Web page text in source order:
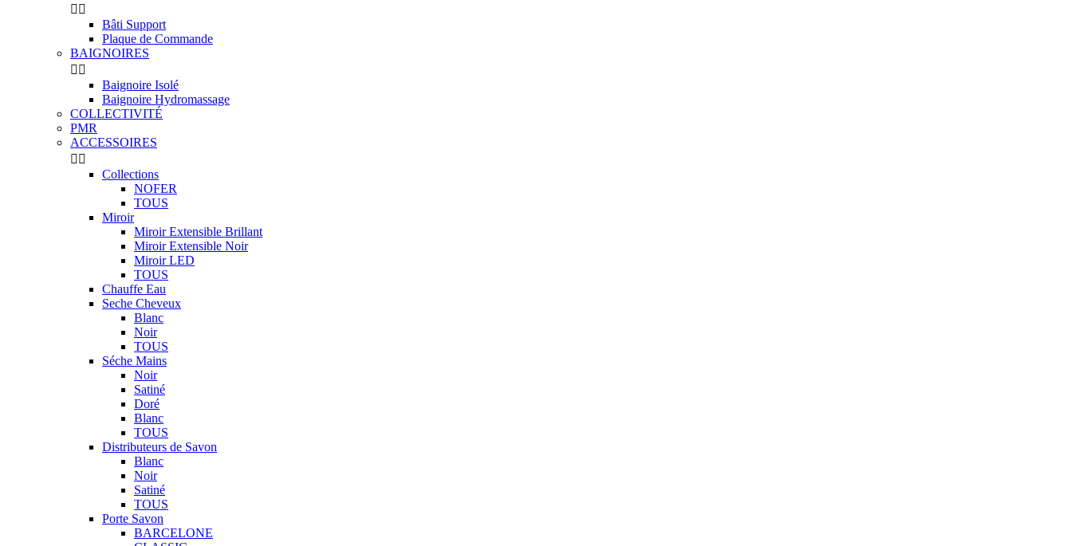
 
Bâti Support
Plaque de Commande
BAIGNOIRES
 
Baignoire Isolé
Baignoire Hydromassage
COLLECTIVITÉ
PMR
ACCESSOIRES
 
Collections
NOFER
TOUS
Miroir
Miroir Extensible Brillant
Miroir Extensible Noir
Miroir LED
TOUS
Chauffe Eau
Seche Cheveux
Blanc
Noir
TOUS
Séche Mains
Noir
Satiné
Doré
Blanc
TOUS
Distributeurs de Savon
Blanc
Noir
Satiné
TOUS
Porte Savon
BARCELONE